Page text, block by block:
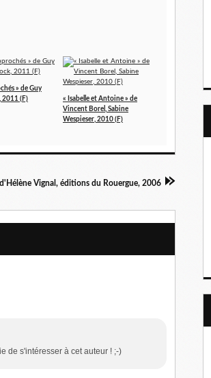
» de Guy
2011 (F)
« Isabelle et Antoine » de
Vincent Borel, Sabine
Wespieser, 2010 (F)
Vignal, éditions du Rouergue, 2006
de s'intéresser à cet auteur ! ;-)